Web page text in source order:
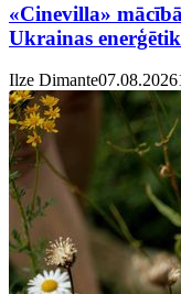
«Cinevilla»
Ukrainas
Ilze Dimante07.08.2026